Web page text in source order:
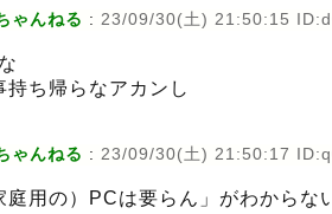
ゃんねる : 23/09/30(土) 21:50:15
ち帰らなアカンし
ゃんねる : 23/09/30(土) 21:50:17
庭用の）PCは要らん」がわからな